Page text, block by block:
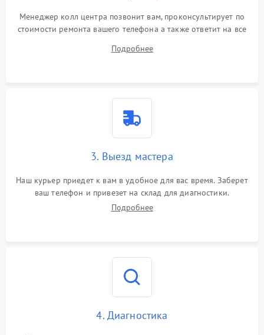
Менеджер колл центра позвонит вам, проконсультирует по
стоимости ремонта вашего телефона а также ответит на все
Подробнее
3. Выезд мастера
Наш курьер приедет к вам в удобное для вас время. Заберет
ваш телефон и привезет на склад для диагностики.
Подробнее
4. Диагностика